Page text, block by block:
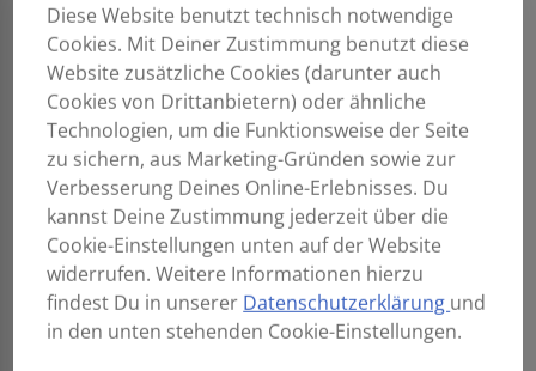
1.699,00€
Diese Website benutzt technisch notwendige
Cookies. Mit Deiner Zustimmung benutzt diese
Website zusätzliche Cookies (darunter auch
Cookies von Drittanbietern) oder ähnliche
Technologien, um die Funktionsweise der Seite
zu sichern, aus Marketing-Gründen sowie zur
Verbesserung Deines Online-Erlebnisses. Du
kannst Deine Zustimmung jederzeit über die
Cookie-Einstellungen unten auf der Website
widerrufen. Weitere Informationen hierzu
findest Du in unserer Datenschutzerklärung und
in den unten stehenden Cookie-Einstellungen.